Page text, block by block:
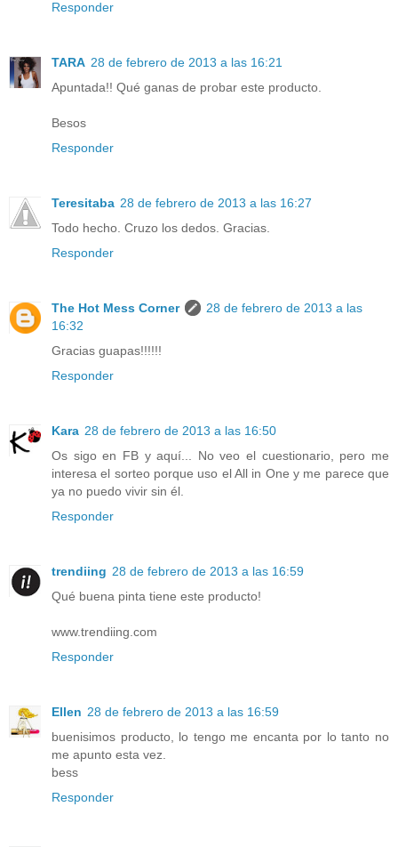
Responder
TARA 28 de febrero de 2013 a las 16:21
Apuntada!! Qué ganas de probar este producto.
Besos
Responder
Teresitaba 28 de febrero de 2013 a las 16:27
Todo hecho. Cruzo los dedos. Gracias.
Responder
The Hot Mess Corner
28 de febrero de 2013 a las
16:32
Gracias guapas!!!!!!
Responder
Kara 28 de febrero de 2013 a las 16:50
Os sigo en FB y aquí... No veo el cuestionario, pero me
interesa el sorteo porque uso el All in One y me parece que
ya no puedo vivir sin él.
Responder
trendiing 28 de febrero de 2013 a las 16:59
Qué buena pinta tiene este producto!
www.trendiing.com
Responder
Ellen 28 de febrero de 2013 a las 16:59
buenisimos producto, lo tengo me encanta por lo tanto no
me apunto esta vez.
bess
Responder